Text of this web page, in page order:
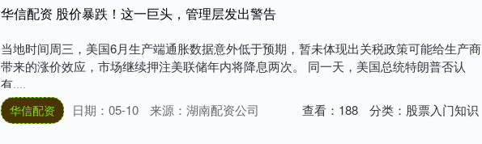
华信配资 股价暴跌！这一巨头，管理层发出警告
当地时间周三，美国6月生产端通胀数据意外低于预期，暂未体现出关税政策可能给生产商
带来的涨价效应，市场继续押注美联储年内将降息两次。 同一天，美国总统特朗普否认
有....
华信配资 日期：05-10 来源：湖南配资公司 查看： 188 分类： 股票入门知识